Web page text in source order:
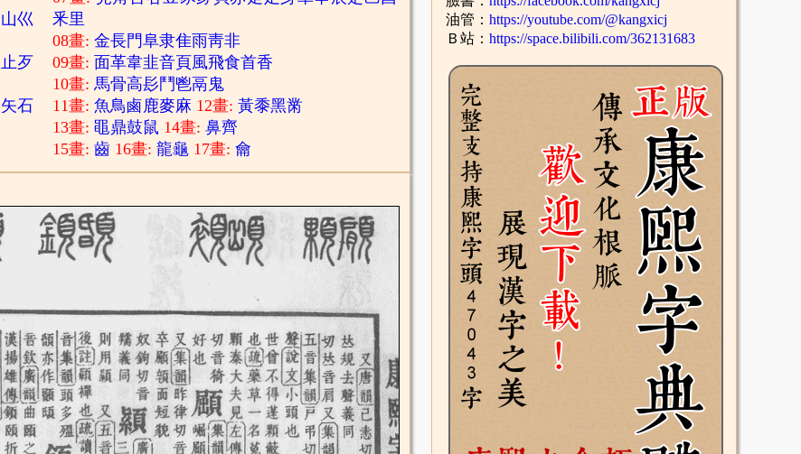
山巛
止歹
矢石
釆里
08畫:金長門阜隶隹雨靑非
09畫: 面革韋韭音頁風飛食首香
10畫:馬骨高髟 鬥鬯鬲 鬼
11畫:魚鳥鹵鹿麥麻 12畫:黃黍黑黹
13畫:黽鼎鼓鼠 14畫:鼻齊
15畫:齒 16畫:龍龜 17畫:龠
油管： https://youtube.com/@kangxicj
Ｂ站： https://space.bilibili.com/362131683